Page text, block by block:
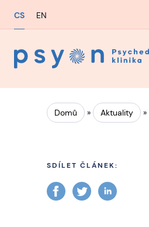
CS EN
Domů » Aktuality »
SDÍLET ČLÁNEK: